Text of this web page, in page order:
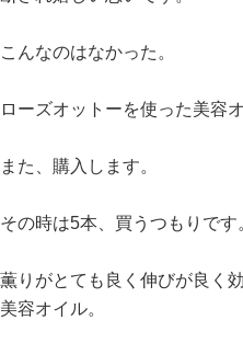
こんなのはなかった。
ローズオットーを使った美容
また、購入します。
その時は5本、買うつもりです
薫りがとても良く伸びが良く
美容オイル。